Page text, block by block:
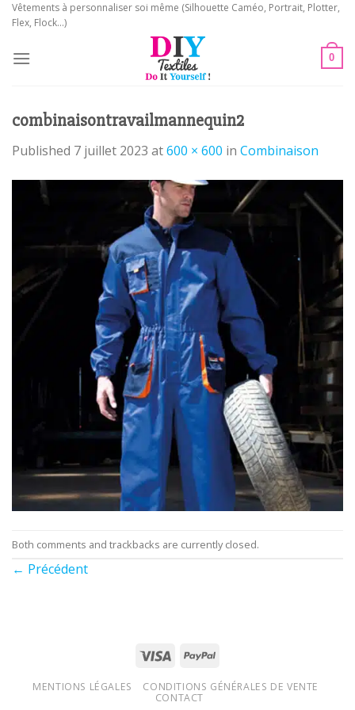
SkipVêtements à personnaliser soi même (Silhouette Caméo, Portrait, Plotter,
Flex, Flock...)
0
combinaisontravailmannequin2
Published 7 juillet 2023 at600 × 600 in Combinaison
Both comments and trackbacks are currently closed.
← Précédent
MENTIONS LÉGALES
CONDITIONS GÉNÉRALES DE VENTE
CONTACT